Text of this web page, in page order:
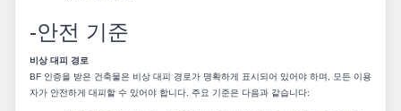
-안전 기준
비상 대피 경로
BF 인증을 받은 건축물은 비상 대피 경로가 명확하게 표시되어 있어야 하며, 모든 이용
자가 안전하게 대피할 수 있어야 합니다. 주요 기준은 다음과 같습니다: